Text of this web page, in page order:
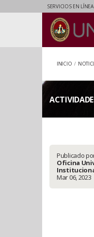
SERVICIOS EN LÍNEA
INICIO /
Publicado
Oficina
Mar 06, 2023